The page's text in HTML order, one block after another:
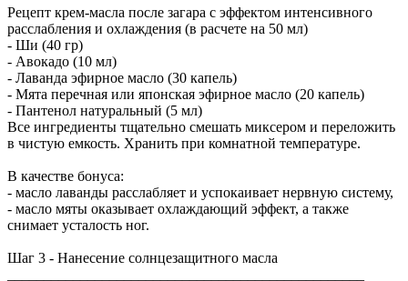
Рецепт крем-масла после загара с эффектом интенсивного
расслабления и охлаждения (в расчете на 50 мл)
- Ши (40 гр)
- Авокадо (10 мл)
- Лаванда эфирное масло (30 капель)
- Мята перечная или японская эфирное масло (20 капель)
- Пантенол натуральный (5 мл)
Все ингредиенты тщательно смешать миксером и переложить
в чистую емкость. Хранить при комнатной температуре.
В качестве бонуса:
- масло лаванды расслабляет и успокаивает нервную систему,
- масло мяты оказывает охлаждающий эффект, а также
снимает усталость ног.
Шаг 3 - Нанесение солнцезащитного масла